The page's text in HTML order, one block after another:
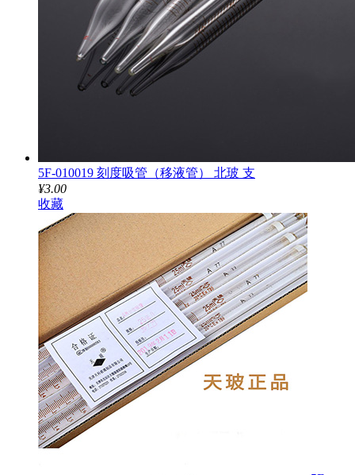
5F-010019 刻度吸管（移液管） 北玻 支
¥3.00
收藏